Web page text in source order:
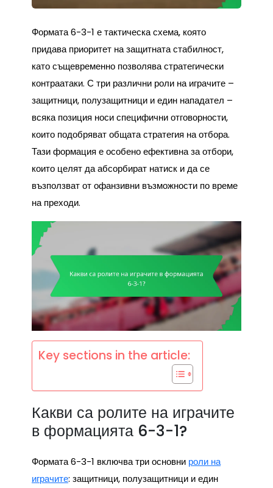
Формата 6-3-1 е тактическа схема, която
придава приоритет на защитната стабилност,
като същевременно позволява стратегически
контраатаки. С три различни роли на играчите –
защитници, полузащитници и един нападател –
всяка позиция носи специфични отговорности,
които подобряват общата стратегия на отбора.
Тази формация е особено ефективна за отбори,
които целят да абсорбират натиск и да се
възползват от офанзивни възможности по време
на преходи.
Key sections in the article:
Какви са ролите на играчите
в формацията 6-3-1?
Формата 6-3-1 включва три основни роли на
играчите: защитници, полузащитници и един